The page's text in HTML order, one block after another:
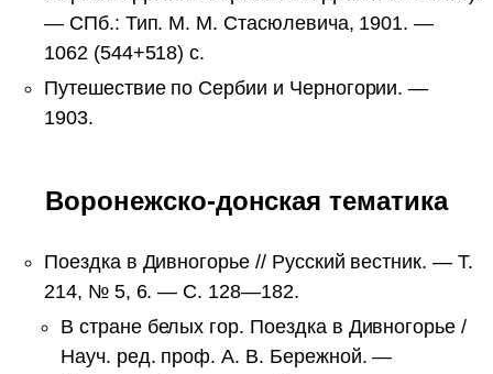
— СПб.: Тип. М. М. Стасюлевича, 1901. —
1062 (544+518) с.
Путешествие по Сербии и Черногории. —
1903.
Воронежско-донская тематика
Поездка в Дивногорье // Русский вестник. — Т.
214, № 5, 6. — С. 128—182.
В стране белых гор. Поездка в Дивногорье /
Науч. ред. проф. А. В. Бережной. —